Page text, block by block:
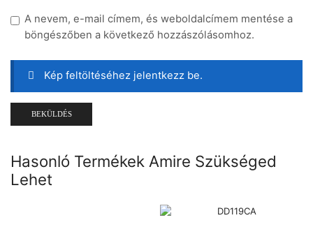
A nevem, e-mail címem, és weboldalcímem mentése a
böngészőben a következő hozzászólásomhoz.
Kép feltöltéséhez jelentkezz be.
Hasonló Termékek Amire Szükséged
Lehet